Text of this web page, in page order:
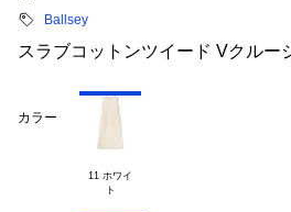
Ballsey
スラブコットンツイード Vクルー
カラー
11 ホワイ